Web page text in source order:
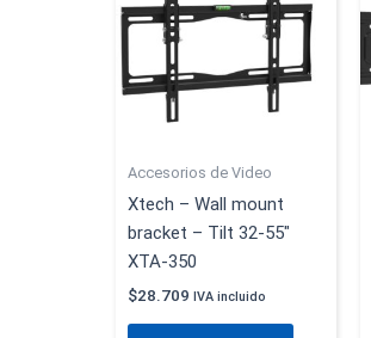
Accesorios de Video
Xtech – Wall mount
bracket – Tilt 32-55″
XTA-350
$28.709 IVA incluido